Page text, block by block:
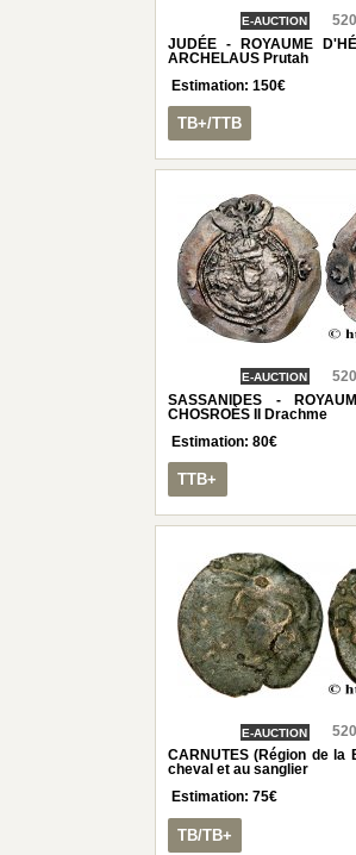
E-AUCTION
JUDÉE - ROYAUME
ARCHELAUS Prutah
Estimation:150€
TB+/TTB
E-AUCTION
SASSANIDES -
CHOSROÈS II Drachme
Estimation:80€
TTB+
E-AUCTION
CARNUTES (Région de la
cheval et au sanglier
Estimation:75€
TB/TB+